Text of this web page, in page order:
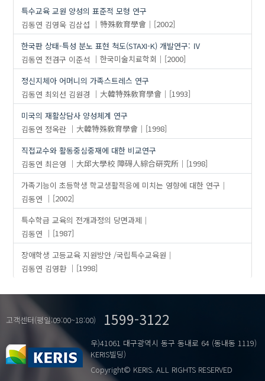
특수교육 교원 양성의 표준적 모형 연구
김동연 김영욱 김삼섭 特殊敎育學會
[2002]
한국판 상태-특성 분노 표현 척도(STAXI-K) 개발연구: Ⅳ
김동연 전겸구 이준석 한국미술치료학회
[2000]
정신지체아 어머니의 가족스트레스 연구
김동연 최외선 김원경 大韓特殊敎育學會
[1993]
미국의 재활상담사 양성체계 연구
김동연 정옥란 大韓特殊敎育學會
[1998]
직접교수와 활동중심중재에 대한 비교연구
김동연 최은영 大邱大學校 障碍人綜合硏究所
[1998]
가족기능이 초등학생 학교생활적응에 미치는 영향에 대한 연구
김동연
[2002]
특수학급 교육의 전개과정의 당면과제
김동연
[1987]
장애학생 고등교육 지원방안 /국립특수교육원
김동연 김영환 [1998]
고객센터(평일:09:00~18:00) 1599-3122
우)41061 대구광역시 동구 동내로 64 (동내동 1119)
KERIS빌딩)
Copyright© KERIS. ALL RIGHTS RESERVED